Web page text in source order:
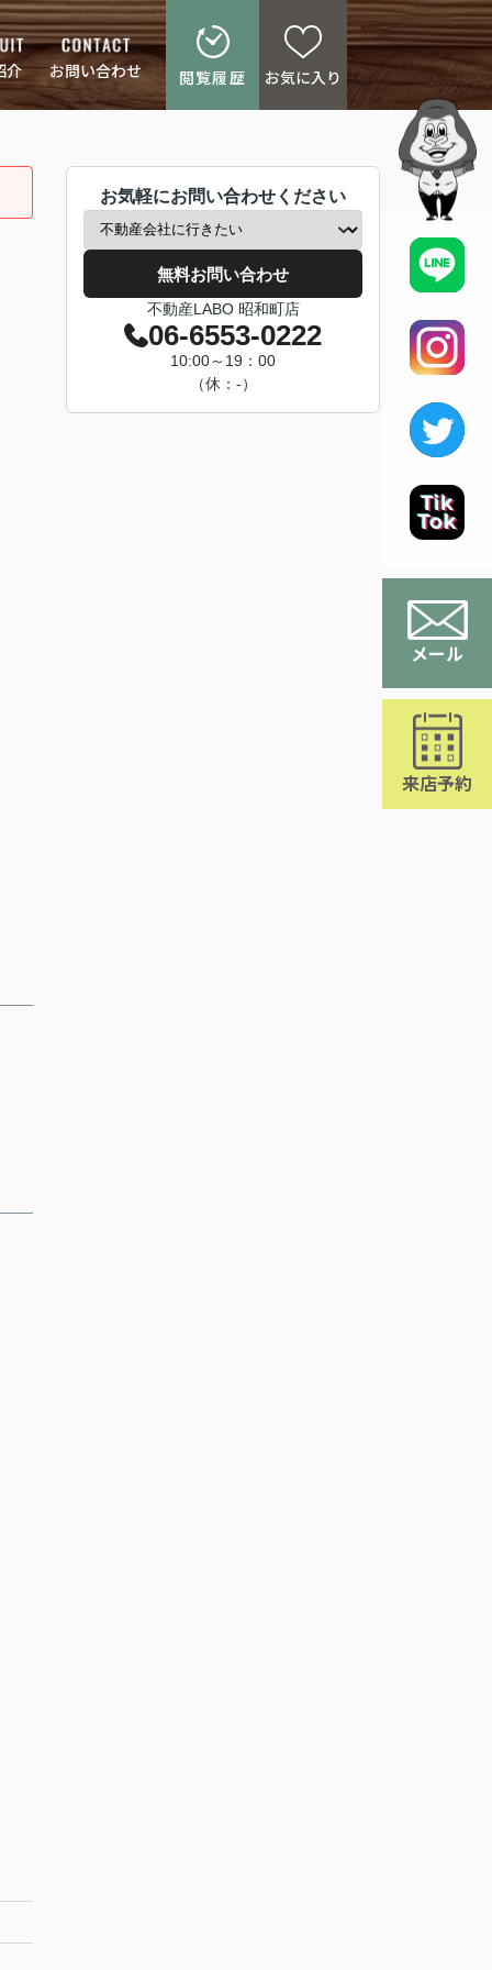
介 お問い合わせ 閲覧履歴 お気に入り
メール
来店予約
お気軽にお問い合わせください
無料お問い合わせ
不動産LABO 昭和町店
06-6553-0222
10:00～19：00
（休：-）